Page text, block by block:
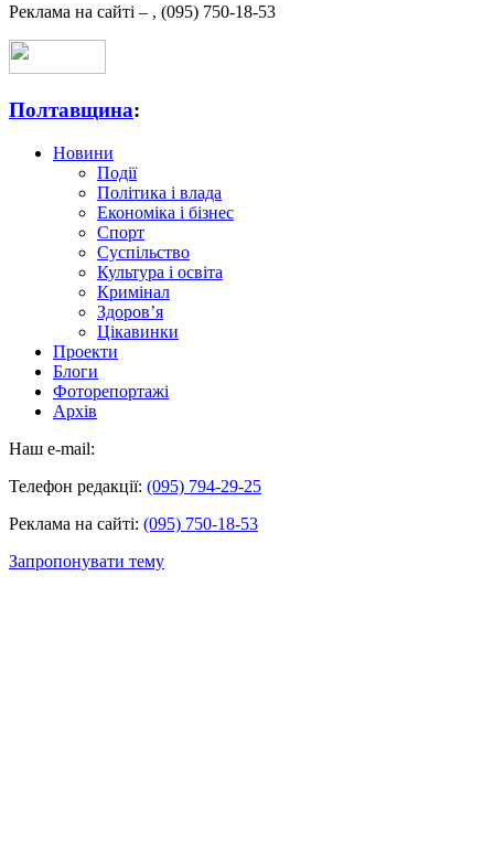
Реклама на сайті – , (095) 750-18-53
Полтавщина:
Новини
Події
Політика і влада
Економіка і бізнес
Спорт
Суспільство
Культура і освіта
Кримінал
Здоров’я
Цікавинки
Проекти
Блоги
Фоторепортажі
Архів
Наш e-mail:
Телефон редакції: (095) 794-29-25
Реклама на сайті: (095) 750-18-53
Запропонувати тему